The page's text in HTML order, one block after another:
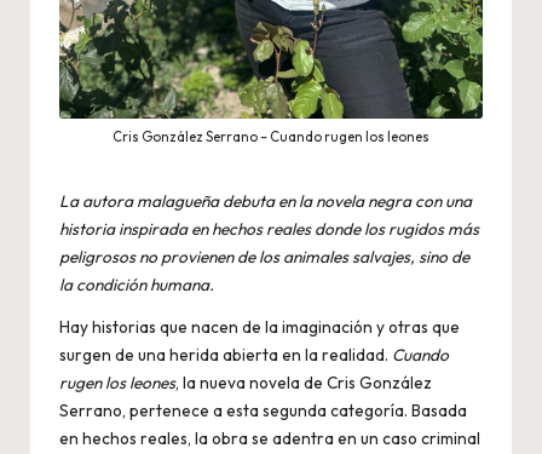
Cris González Serrano – Cuando rugen los leones
La autora malagueña debuta en la novela negra con una
historia inspirada en hechos reales donde los rugidos más
peligrosos no provienen de los animales salvajes, sino de
la condición humana.
Hay historias que nacen de la imaginación y otras que
surgen de una herida abierta en la realidad. Cuando
rugen los leones, la nueva novela de Cris González
Serrano, pertenece a esta segunda categoría. Basada
en hechos reales, la obra se adentra en un caso criminal